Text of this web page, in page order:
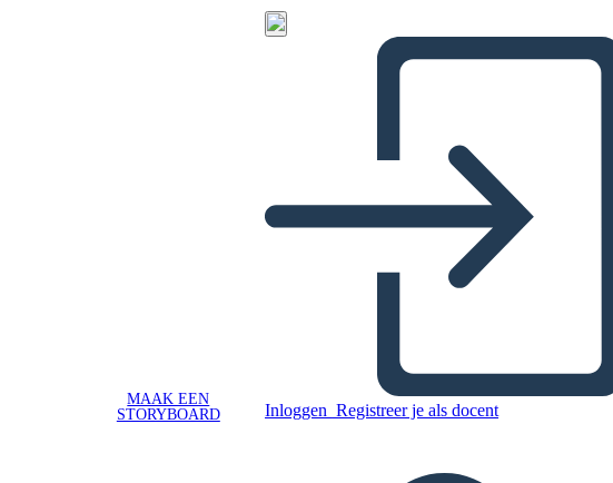
MAAK EEN
STORYBOARD
Inloggen Registreer je als docent